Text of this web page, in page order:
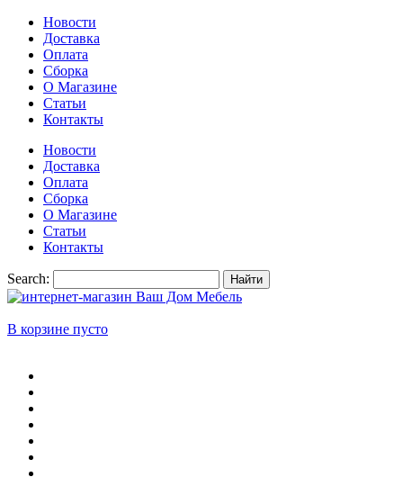
Новости
Доставка
Оплата
Сборка
О Магазине
Статьи
Контакты
Новости
Доставка
Оплата
Сборка
О Магазине
Статьи
Контакты
Search: Найти
В корзине пусто